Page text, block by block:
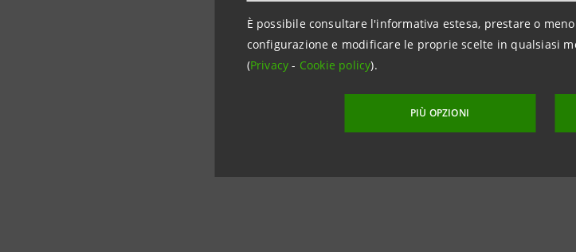
È possibile consultare l'informativa estesa, prestare o
configurazione e modificare le proprie scelte in qualsiasi
(Privacy- Cookie policy).
PIÙ OPZIONI
rafforzando l’accesso al credito delle
si affianca la nuova iniziativa“Crescere per